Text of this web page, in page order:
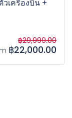
เครื่องบิน +
฿29,999.00
฿22,000.00